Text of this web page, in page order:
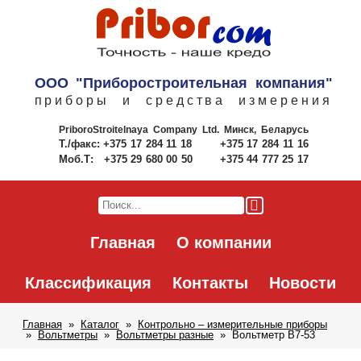
ООО "Приборостроительная компания"
приборы и средства измерения
PriboroStroitelnaya Company Ltd.Минск, Беларусь
Т./факс: +375 17 284 11 18
+375 17 284 11 16
Моб.Т:
+375 29 680 00 50 +375 44 777 25 17
Главная О компании
Классификация Контакты Новости
Главная Каталог
Контрольно – измерительные приборы
Вольтметры
Вольтметры разные Вольтметр В7-53